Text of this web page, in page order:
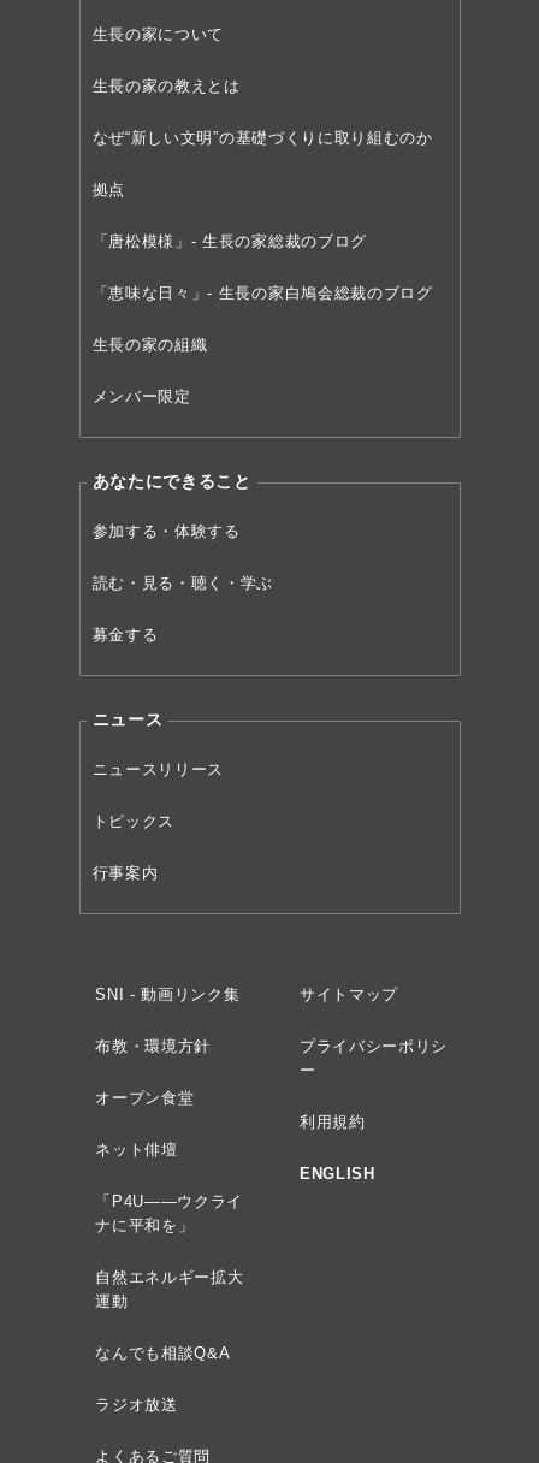
生長の家について
生長の家の教えとは
なぜ“新しい文明”の基礎づくりに取り組むのか
拠点
「唐松模様」- 生長の家総裁のブログ
「恵味な日々」- 生長の家白鳩会総裁のブログ
生長の家の組織
メンバー限定
あなたにできること
参加する・体験する
読む・見る・聴く・学ぶ
募金する
ニュース
ニュースリリース
トピックス
行事案内
SNI - 動画リンク集
布教・環境方針
オープン食堂
ネット俳壇
「P4U——ウクライ
ナに平和を」
自然エネルギー拡大
運動
なんでも相談Q&A
ラジオ放送
よくあるご質問
サイトマップ
プライバシーポリシ
ー
利用規約
ENGLISH